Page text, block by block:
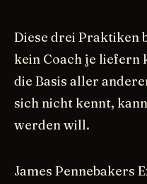
Diese drei Praktiken
kein Coach je liefern
die Basis aller
sich nicht kennt,
werden will.
James Pennebakers